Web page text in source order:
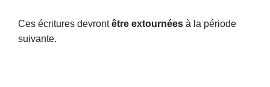
Ces écritures devrontêtre extournées à la période
suivante.